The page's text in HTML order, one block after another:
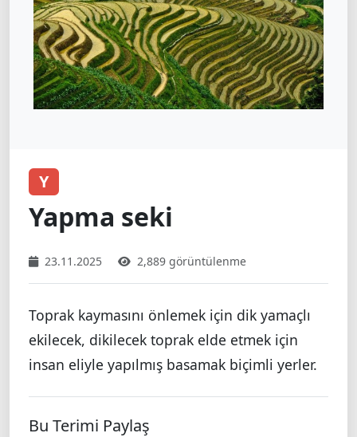
Y
Yapma seki
23.11.2025 2,889 görüntülenme
Toprak kaymasını önlemek için dik yamaçlı
ekilecek, dikilecek toprak elde etmek için
insan eliyle yapılmış basamak biçimli yerler.
Bu Terimi Paylaş